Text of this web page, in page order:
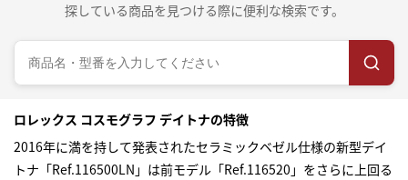
探している商品を見つける際に便利な検索です。
ロレックス コスモグラフ デイトナの特徴
2016年に満を持して発表されたセラミックベゼル仕様の新型デイ
トナ「Ref.116500LN」は前モデル「Ref.116520」をさらに上回る